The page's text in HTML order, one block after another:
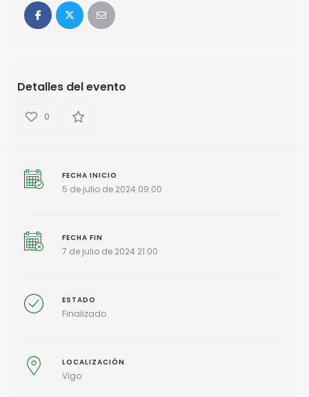
Detalles del evento
0
FECHA INICIO
5 de julio de 2024 09:00
FECHA FIN
7 de julio de 2024 21:00
ESTADO
Finalizado
LOCALIZACIÓN
Vigo